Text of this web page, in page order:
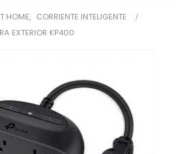
HOME, CORRIENTE INTELIGENTE
EXTERIOR KP400